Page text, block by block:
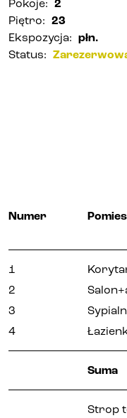
Apartamenty
Deweloper
Udogodnienia
Aktualności
Pokoje: 2
Piętro: 23
Ekspozycja: płn.
Status:
Numer
1
2
3
4
Suma
Strop